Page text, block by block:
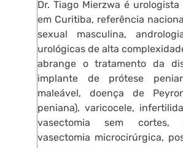
Dr. Tiago Mierzwa é
em Curitiba, referência
sexual masculina,
urológicas de alta
abrange o tratamento da
implante de prótese
maleável, doença de
peniana), varicocele,
vasectomia sem cortes,
vasectomia microcirúrgica,